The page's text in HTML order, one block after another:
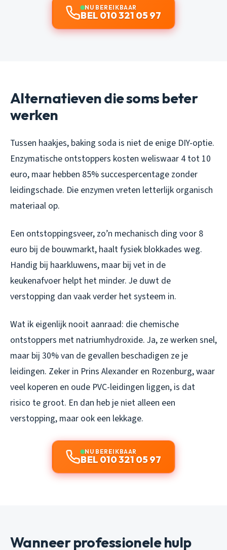
NU BEREIKBAAR
BEL 010 321 05 97
Alternatieven die soms beter
werken
Tussen haakjes, baking soda is niet de enige DIY-optie.
Enzymatische ontstoppers kosten weliswaar 4 tot 10
euro, maar hebben 85% succespercentage zonder
leidingschade. Die enzymen vreten letterlijk organisch
materiaal op.
Een ontstoppingsveer, zo’n mechanisch ding voor 8
euro bij de bouwmarkt, haalt fysiek blokkades weg.
Handig bij haarkluwens, maar bij vet in de
keukenafvoer helpt het minder. Je duwt de
verstopping dan vaak verder het systeem in.
Wat ik eigenlijk nooit aanraad: die chemische
ontstoppers met natriumhydroxide. Ja, ze werken snel,
maar bij 30% van de gevallen beschadigen ze je
leidingen. Zeker in Prins Alexander en Rozenburg, waar
veel koperen en oude PVC-leidingen liggen, is dat
risico te groot. En dan heb je niet alleen een
verstopping, maar ook een lekkage.
NU BEREIKBAAR
BEL 010 321 05 97
Wanneer professionele hulp